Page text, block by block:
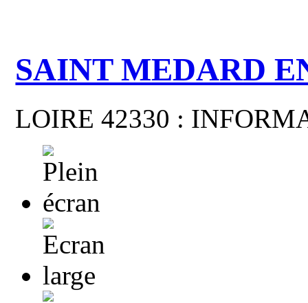
SAINT MEDARD
LOIRE 42330 :